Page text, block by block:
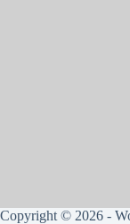
Copyright © 2026 -